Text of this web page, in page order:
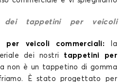
tappetini per veicoli
per veicoli commerciali: la
dei nostri tappetini per
non è un tappetino di gomma
È stato progettato per